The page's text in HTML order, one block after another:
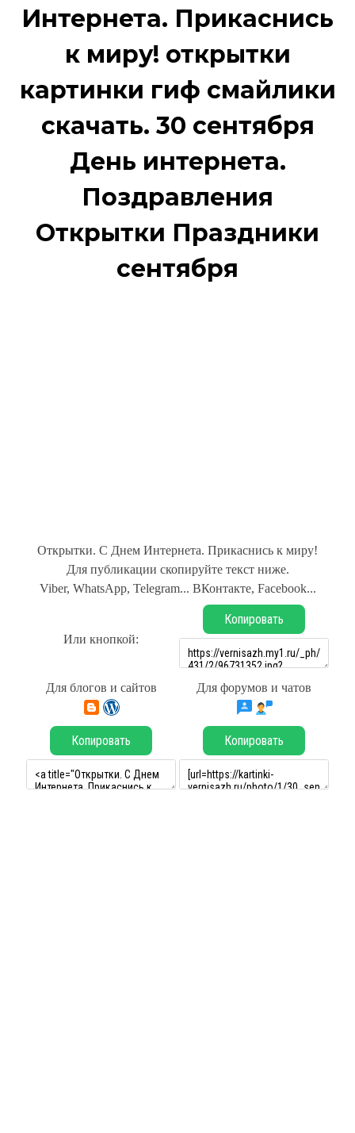
Интернета. Прикаснись
к миру! открытки
картинки гиф смайлики
скачать. 30 сентября
День интернета.
Поздравления
Открытки Праздники
сентября
Открытки. С Днем Интернета. Прикаснись к миру!
Для публикации скопируйте текст ниже.
Viber, WhatsApp, Telegram... ВКонтакте, Facebook...
Или кнопкой:
Копировать
Для блогов и сайтов Для форумов и чатов
Копировать Копировать